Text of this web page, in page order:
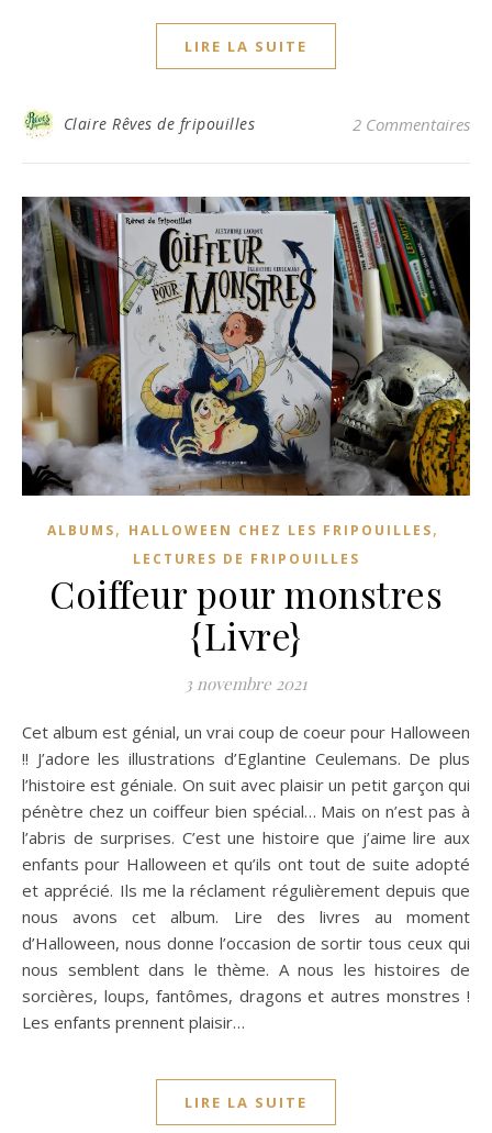
LIRE LA SUITE
Claire Rêves de fripouilles 2 Commentaires
ALBUMS, HALLOWEEN CHEZ LES FRIPOUILLES,
LECTURES DE FRIPOUILLES
Coiffeur pour monstres
{Livre}
3 novembre 2021
Cet album est génial, un vrai coup de coeur pour Halloween
!! J’adore les illustrations d’Eglantine Ceulemans. De plus
l’histoire est géniale. On suit avec plaisir un petit garçon qui
pénètre chez un coiffeur bien spécial… Mais on n’est pas à
l’abris de surprises. C’est une histoire que j’aime lire aux
enfants pour Halloween et qu’ils ont tout de suite adopté
et apprécié. Ils me la réclament régulièrement depuis que
nous avons cet album. Lire des livres au moment
d’Halloween, nous donne l’occasion de sortir tous ceux qui
nous semblent dans le thème. A nous les histoires de
sorcières, loups, fantômes, dragons et autres monstres !
Les enfants prennent plaisir…
LIRE LA SUITE